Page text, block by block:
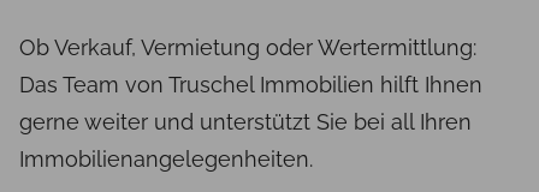
Ob Verkauf, Vermietung oder Wertermittlung:
Das Team von Truschel Immobilien hilft Ihnen
gerne weiter und unterstützt Sie bei all Ihren
Immobilienangelegenheiten.